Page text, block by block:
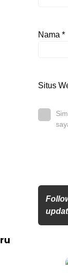
Nama *
Situs